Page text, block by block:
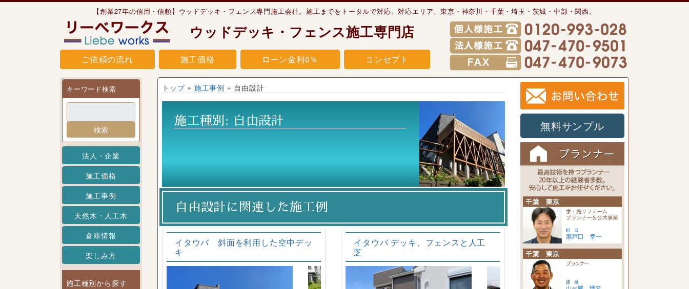
【創業27年の信用・信頼】ウッドデッキ・フェンス専門施工会社。施工までをトータルで対応。対応エリア、東京・神奈川・千葉・埼玉・茨城・中部・関西。
ウッドデッキ・フェンス施工専門店
ご依頼の流れ 施工価格 ローン金利0％ コンセプト
キーワード検索
検索
法人・企業
施工価格
施工事例
天然木・人工木
倉庫情報
楽しみ方
施工種別から探す
トップ» 施工事例 » 自由設計
施工種別: 自由設計
自由設計に関連した施工例
イタウバ 斜面を利用した空中デッ
キ
イタウバ デッキ、フェンスと人工
芝
無料サンプル